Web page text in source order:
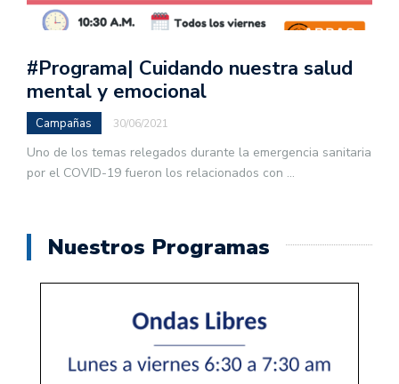
#Programa| Cuidando nuestra salud
mental y emocional
Campañas 30/06/2021
Uno de los temas relegados durante la emergencia sanitaria
por el COVID-19 fueron los relacionados con ...
Nuestros Programas